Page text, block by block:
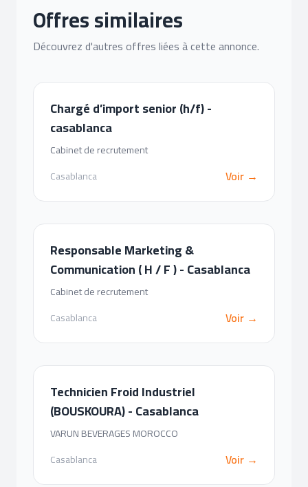
Offres similaires
Découvrez d'autres offres liées à cette annonce.
Chargé d’import senior (h/f) -
casablanca
Cabinet de recrutement
Casablanca
Voir →
Responsable Marketing &
Communication ( H / F ) - Casablanca
Cabinet de recrutement
Casablanca
Voir →
Technicien Froid Industriel
(BOUSKOURA) - Casablanca
VARUN BEVERAGES MOROCCO
Casablanca
Voir →